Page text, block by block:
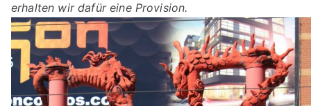
erhalten wir dafür eine Provision.